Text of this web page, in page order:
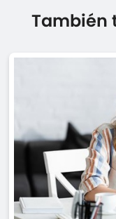
También